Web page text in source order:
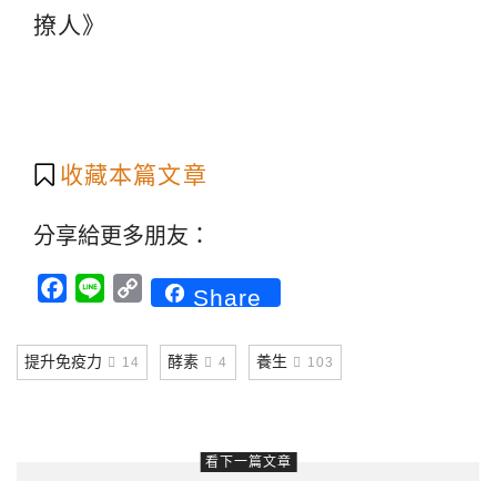
撩人》
收藏本篇文章
分享給更多朋友：
Facebook
Line CopyShare
提升免疫力 14 酵素 4 養生 103
看下一篇文章